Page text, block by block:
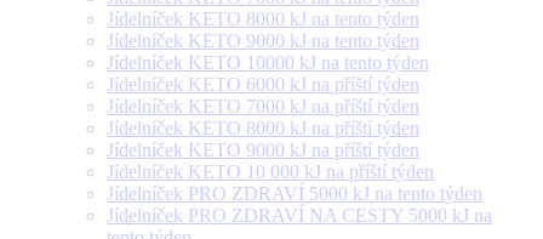
Jídelníček KETO 8000 kJ na tento týden
Jídelníček KETO 9000 kJ na tento týden
Jídelníček KETO 10000 kJ na tento týden
Jídelníček KETO 6000 kJ na příští týden
Jídelníček KETO 7000 kJ na příští týden
Jídelníček KETO 8000 kJ na příští týden
Jídelníček KETO 9000 kJ na příští týden
Jídelníček KETO 10 000 kJ na příští týden
Jídelníček PRO ZDRAVÍ 5000 kJ na tento týden
Jídelníček PRO ZDRAVÍ NA CESTY 5000 kJ na